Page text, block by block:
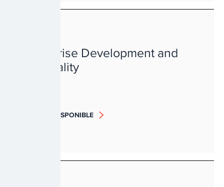
Enterprise Development and
Informality
BIENTÔT DISPONIBLE